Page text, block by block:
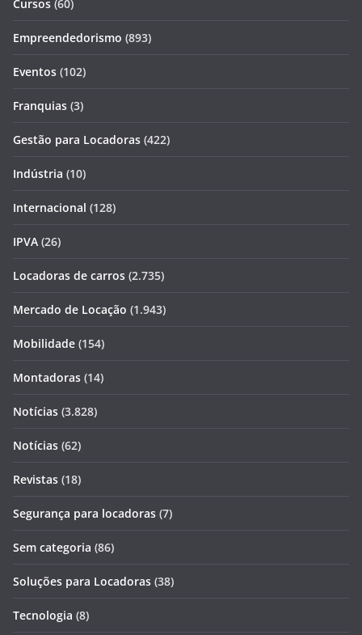
Cursos (60)
Empreendedorismo (893)
Eventos (102)
Franquias (3)
Gestão para Locadoras (422)
Indústria (10)
Internacional (128)
IPVA (26)
Locadoras de carros (2.735)
Mercado de Locação (1.943)
Mobilidade (154)
Montadoras (14)
Notícias (3.828)
Notícias (62)
Revistas (18)
Segurança para locadoras (7)
Sem categoria (86)
Soluções para Locadoras (38)
Tecnologia (8)